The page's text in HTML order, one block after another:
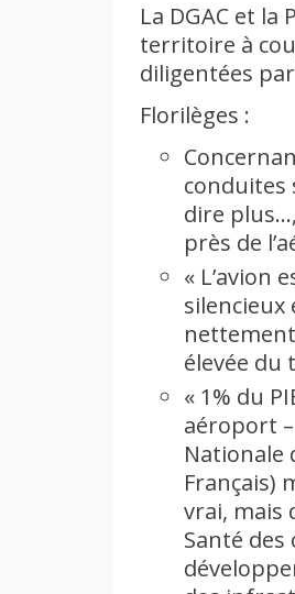
La DGAC et
territoire à
diligentées
Florilèges :
conduites
dire
près de
« L’avion
silencieux
élevée du
« 1% du
aéroport
Nationale
Français)
vrai, mais
Santé